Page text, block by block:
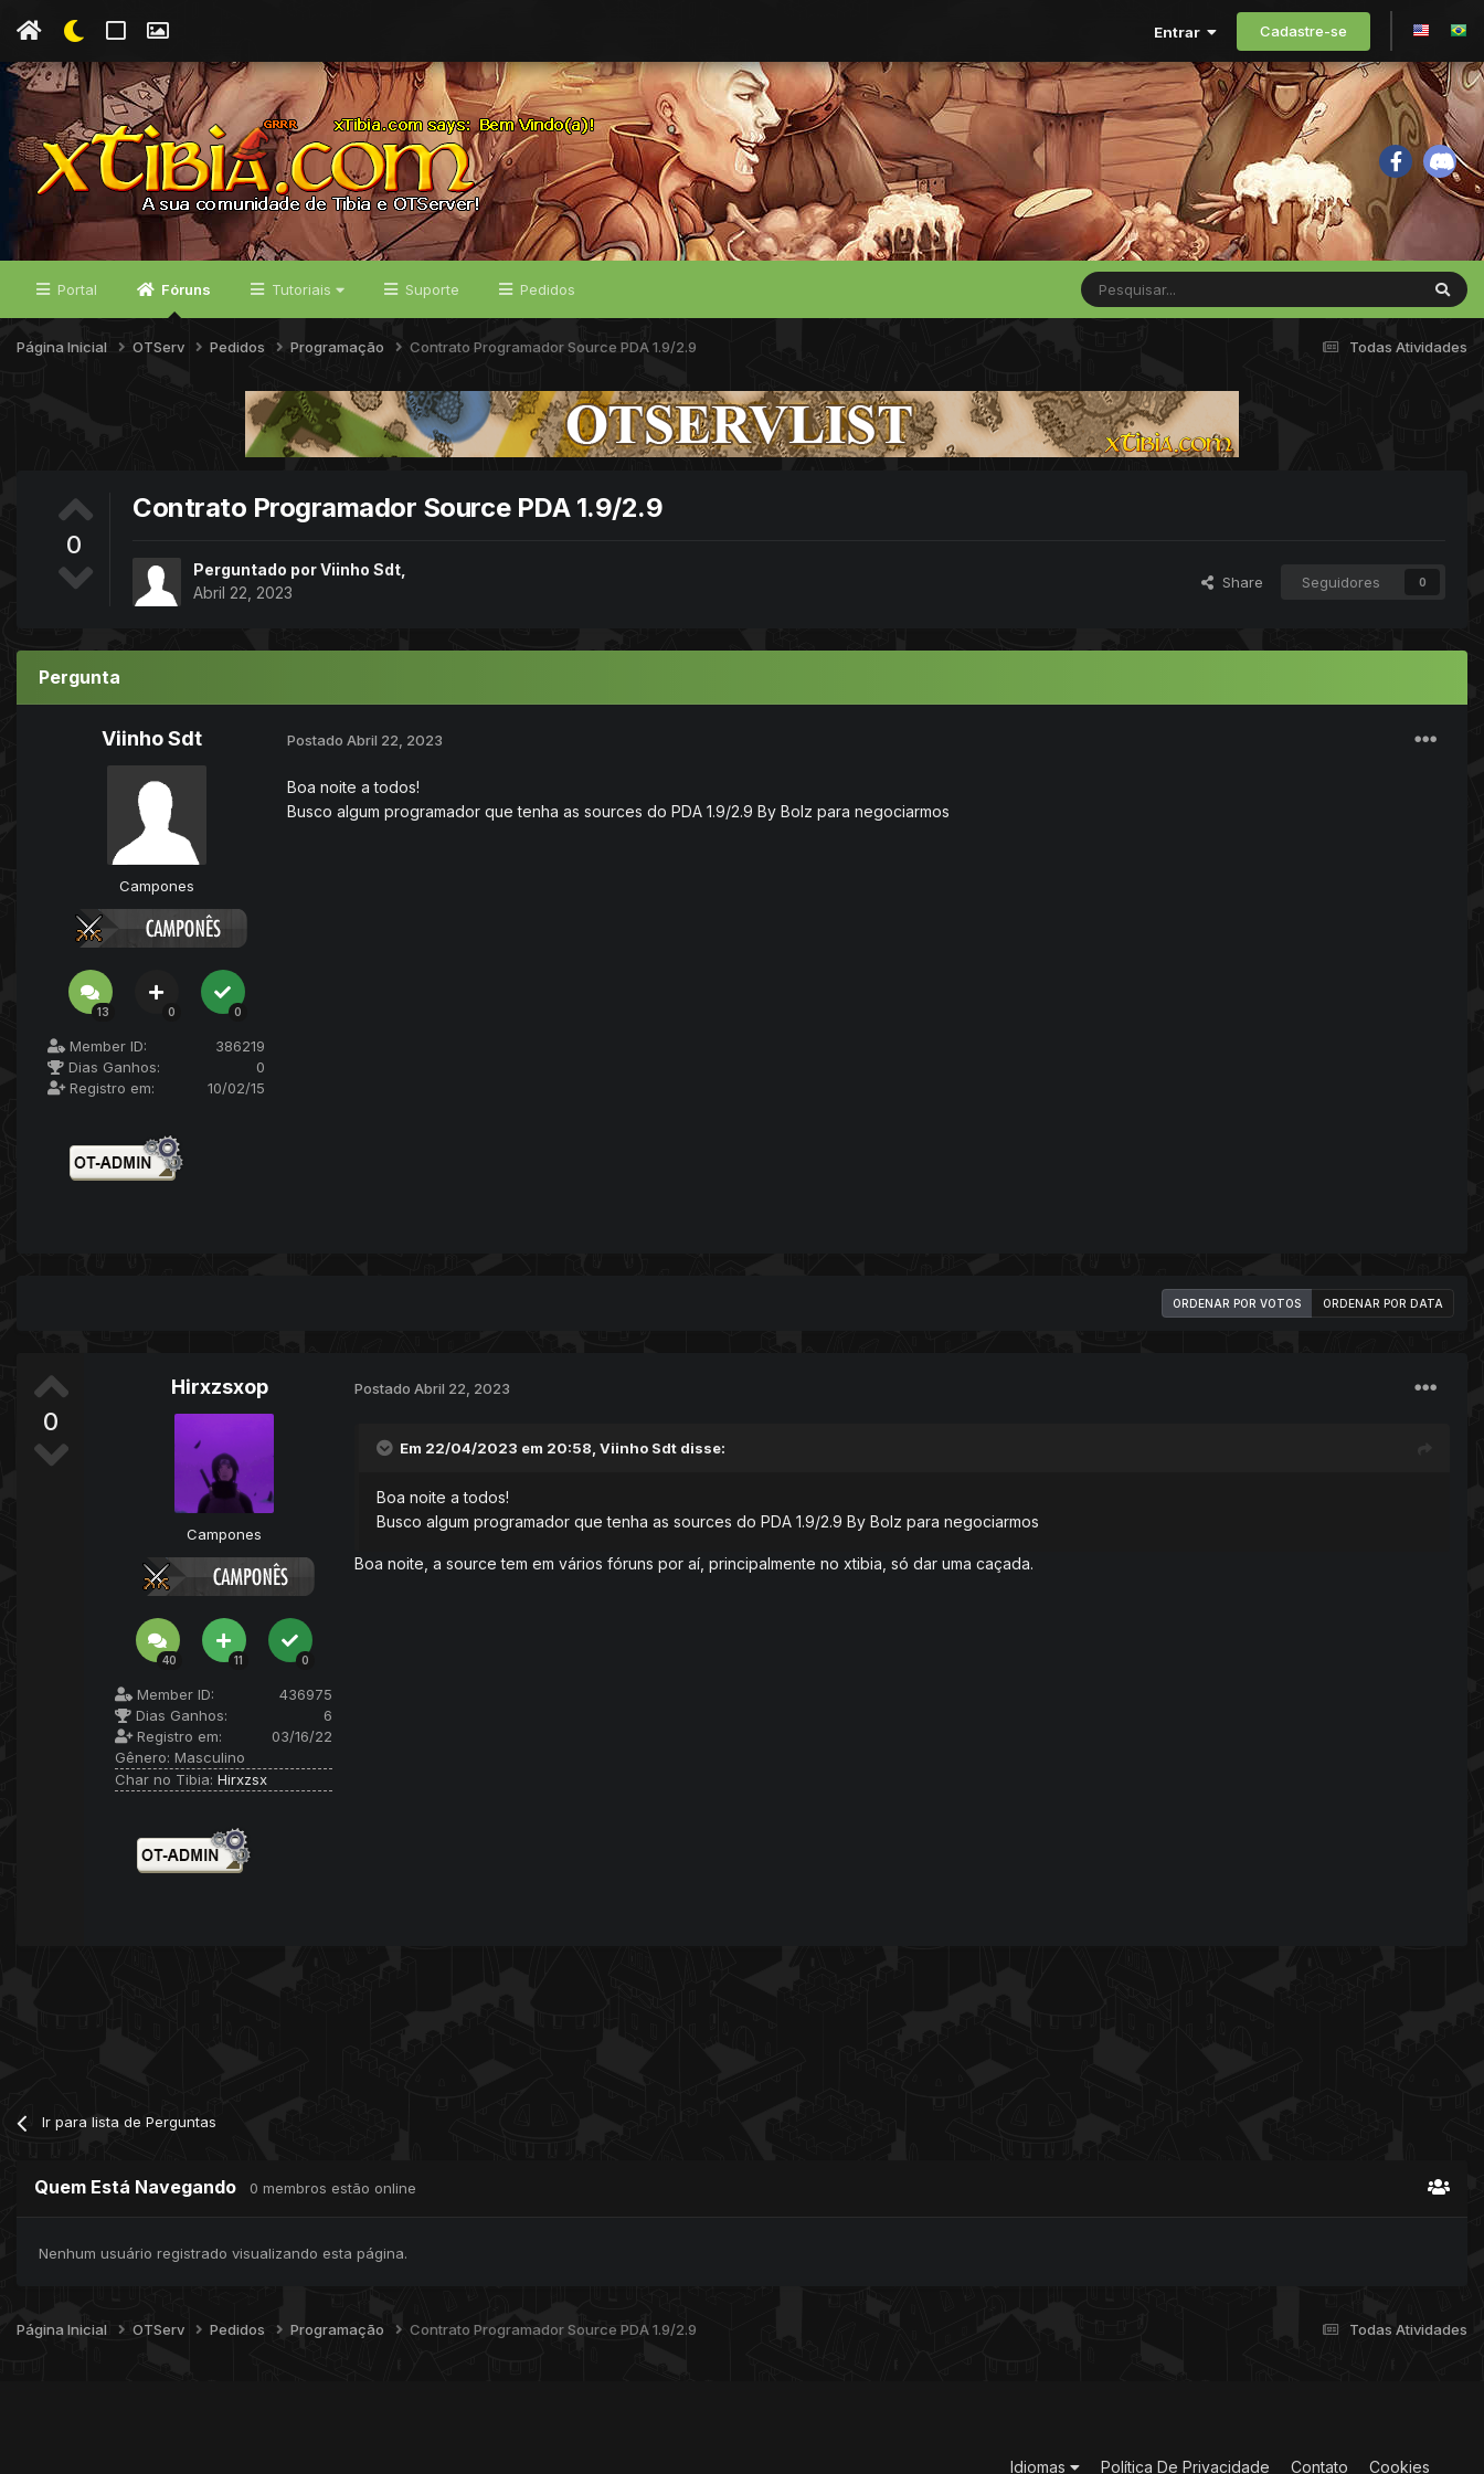
Entrar Cadastre-se
Portal Fóruns Tutoriais Suporte Pedidos
Todas Atividades
Página Inicial OTServ Pedidos Programação Contrato Programador Source PDA 1.9/2.9
0
Contrato Programador Source PDA 1.9/2.9
Perguntado porViinho Sdt
Abril 22, 2023
Share Seguidores 0
Pergunta
Viinho Sdt
Campones
13 0 0
Member ID:
386219
Dias Ganhos:
0
Registro em:
10/02/15
Postado Abril 22, 2023
Boa noite a todos!
Busco algum programador que tenha as sources do PDA 1.9/2.9 By Bolz para negociarmos
ORDENAR POR VOTOS ORDENAR POR DATA
0
Hirxzsxop
Campones
40 11 0
Member ID:
436975
Dias Ganhos:
6
Registro em:
03/16/22
Gênero: Masculino
Char no Tibia: Hirxzsx
Postado Abril 22, 2023
Em 22/04/2023 em 20:58, Viinho Sdt disse:
Boa noite a todos!
Busco algum programador que tenha as sources do PDA 1.9/2.9 By Bolz para negociarmos
Boa noite, a source tem em vários fóruns por aí, principalmente no xtibia, só dar uma caçada.
Ir para lista de Perguntas
Quem Está Navegando 0 membros estão online
Nenhum usuário registrado visualizando esta página.
Todas Atividades
Página Inicial OTServ Pedidos Programação Contrato Programador Source PDA 1.9/2.9
Idiomas Política De Privacidade Contato Cookies